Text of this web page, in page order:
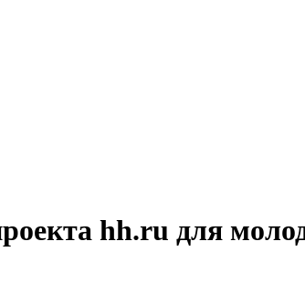
hh.ru для